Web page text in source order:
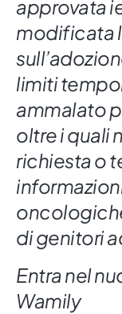
approvata
modificata
limiti
ammalato
oltre i quali
richiesta o
di genitori
Entra nel
Wamily